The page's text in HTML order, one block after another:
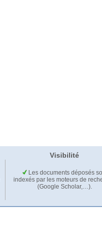
Visibilité
Les documents déposés
indexés par les moteurs de
(Google Scholar,…).